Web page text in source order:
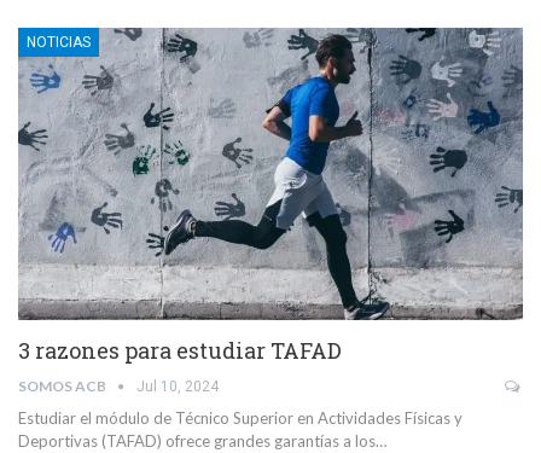
NOTICIAS
3 razones para estudiar TAFAD
SOMOS ACB Jul 10, 2024
Estudiar el módulo de Técnico Superior en Actividades Físicas y
Deportivas (TAFAD) ofrece grandes garantías a los…